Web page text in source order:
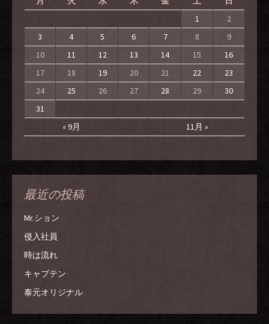
« 9月 11月 »
1
2
3
4 5 6 7 8
9
10
11 12 13 14 15
16
17
18 19 20 21 22
23
24
25 26 27 28 29
30
31
最近の投稿
Mr.ション
侵入社員
時は流れ
キャプテン
泰元オリジナル